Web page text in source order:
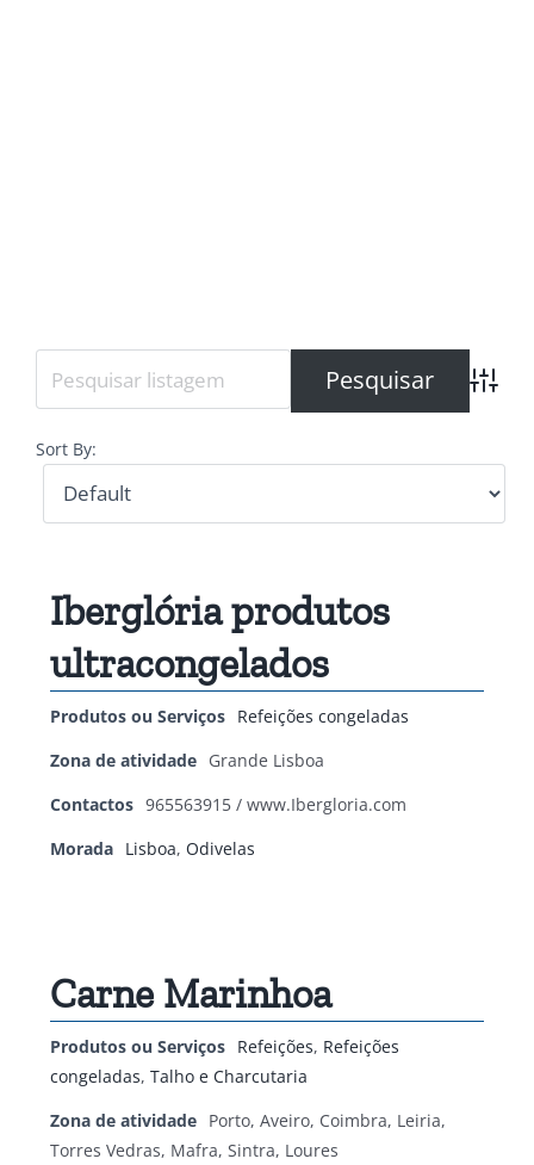
Sort By:
Iberglória produtos
ultracongelados
Produtos ou Serviços Refeições congeladas
Zona de atividade Grande Lisboa
Contactos 965563915 / www.Ibergloria.com
Morada Lisboa, Odivelas
Carne Marinhoa
Produtos ou Serviços Refeições, Refeições
congeladas, Talho e Charcutaria
Zona de atividade Porto, Aveiro, Coimbra, Leiria,
Torres Vedras, Mafra, Sintra, Loures